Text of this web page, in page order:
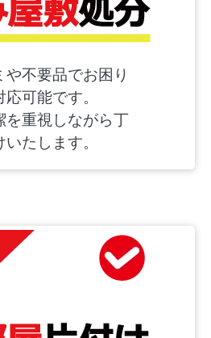
や不要品でお困り
可能です。
を重視しながら丁
たします。